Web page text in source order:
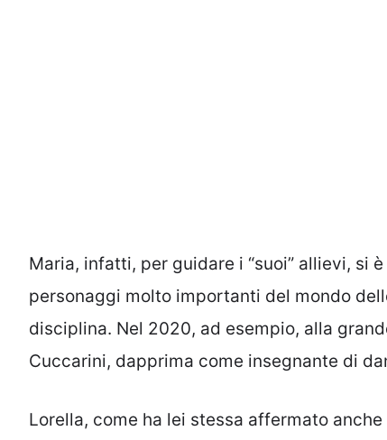
Maria, infatti, per guidare i “suoi” allievi, si
personaggi molto importanti del mondo
disciplina. Nel 2020, ad esempio, alla
Cuccarini, dapprima come insegnante di
Lorella, come ha lei stessa affermato